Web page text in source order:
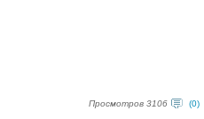
Просмотров 3106 (0)